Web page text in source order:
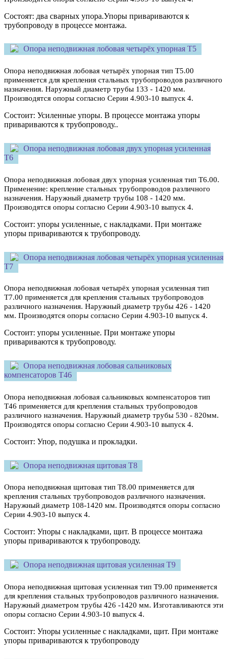
Состоят: два сварных упора.Упоры привариваются к
трубопроводу в процессе монтажа.
Опора неподвижная лобовая четырёх упорная Т5
Опора неподвижная лобовая четырёх упорная тип Т5.00
применяется для крепления стальных трубопроводов различного
назначения. Наружный диаметр трубы 133 - 1420 мм.
Производятся опоры согласно Серии 4.903-10 выпуск 4.
Состоит: Усиленные упоры. В процессе монтажа упоры
привариваются к трубопроводу..
Опора неподвижная лобовая двух упорная усиленная
Т6
Опора неподвижная лобовая двух упорная усиленная тип Т6.00.
Применение: крепление стальных трубопроводов различного
назначения. Наружный диаметр трубы 108 - 1420 мм.
Производятся опоры согласно Серии 4.903-10 выпуск 4.
Состоит: упоры усиленные, с накладками. При монтаже
упоры привариваются к трубопроводу.
Опора неподвижная лобовая четырёх упорная усиленная
Т7
Опора неподвижная лобовая четырёх упорная усиленная тип
Т7.00 применяется для крепления стальных трубопроводов
различного назначения. Наружный диаметр трубы 426 - 1420
мм. Производятся опоры согласно Серии 4.903-10 выпуск 4.
Состоит: упоры усиленные. При монтаже упоры
привариваются к трубопроводу.
Опора неподвижная лобовая сальниковых
компенсаторов Т46
Опора неподвижная лобовая сальниковых компенсаторов тип
Т46 применяется для крепления стальных трубопроводов
различного назначения. Наружный диаметр трубы 530 - 820мм.
Производятся опоры согласно Серии 4.903-10 выпуск 4.
Состоит: Упор, подушка и прокладки.
Опора неподвижная щитовая Т8
Опора неподвижная щитовая тип Т8.00 применяется для
крепления стальных трубопроводов различного назначения.
Наружный диаметр 108-1420 мм. Производятся опоры согласно
Серии 4.903-10 выпуск 4.
Состоит: Упоры с накладками, щит. В процессе монтажа
упоры привариваются к трубопроводу.
Опора неподвижная щитовая усиленная Т9
Опора неподвижная щитовая усиленная тип Т9.00 применяется
для крепления стальных трубопроводов различного назначения.
Наружный диаметром трубы 426 -1420 мм. Изготавливаются эти
опоры согласно Серии 4.903-10 выпуск 4.
Состоит: Упоры усиленные с накладками, щит. При монтаже
упоры привариваются к трубопроводу